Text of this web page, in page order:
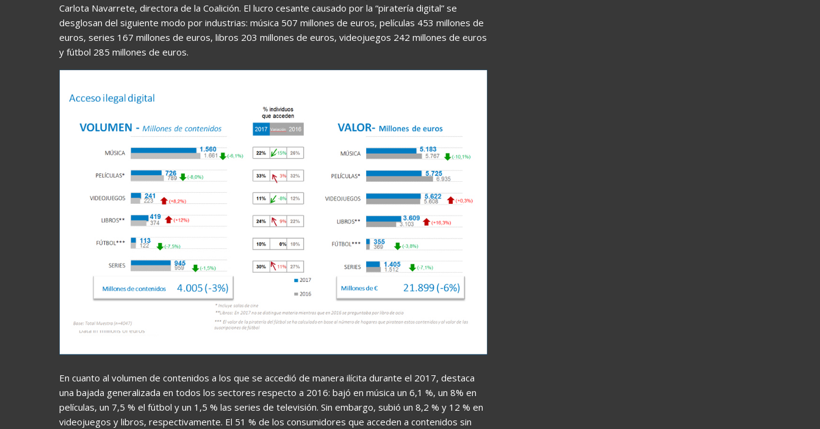
Carlota Navarrete, directora de la Coalición. El lucro cesante causado por la “piratería digital” se
desglosan del siguiente modo por industrias: música 507 millones de euros, películas 453 millones de
euros, series 167 millones de euros, libros 203 millones de euros, videojuegos 242 millones de euros
y fútbol 285 millones de euros.
En cuanto al volumen de contenidos a los que se accedió de manera ilícita durante el 2017, destaca
una bajada generalizada en todos los sectores respecto a 2016: bajó en música un 6,1 %, un 8% en
películas, un 7,5 % el fútbol y un 1,5 % las series de televisión. Sin embargo, subió un 8,2 % y 12 % en
videojuegos y libros, respectivamente. El 51 % de los consumidores que acceden a contenidos sin